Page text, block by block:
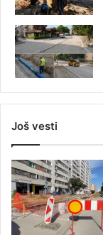
Još vesti